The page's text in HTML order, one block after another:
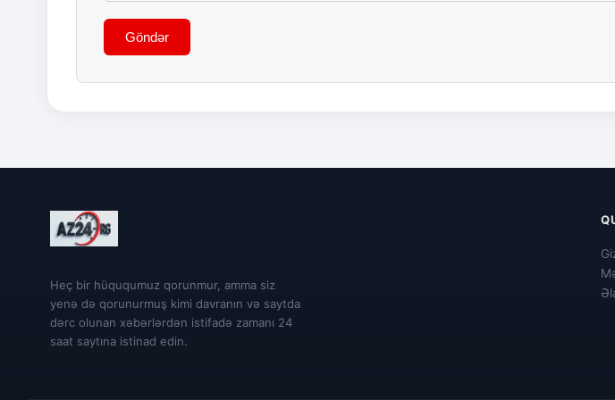
Göndər
Heç bir hüququmuz qorunmur, amma siz
yenə də qorunurmuş kimi davranın və saytda
dərc olunan xəbərlərdən istifadə zamanı 24
saat saytına istinad edin.